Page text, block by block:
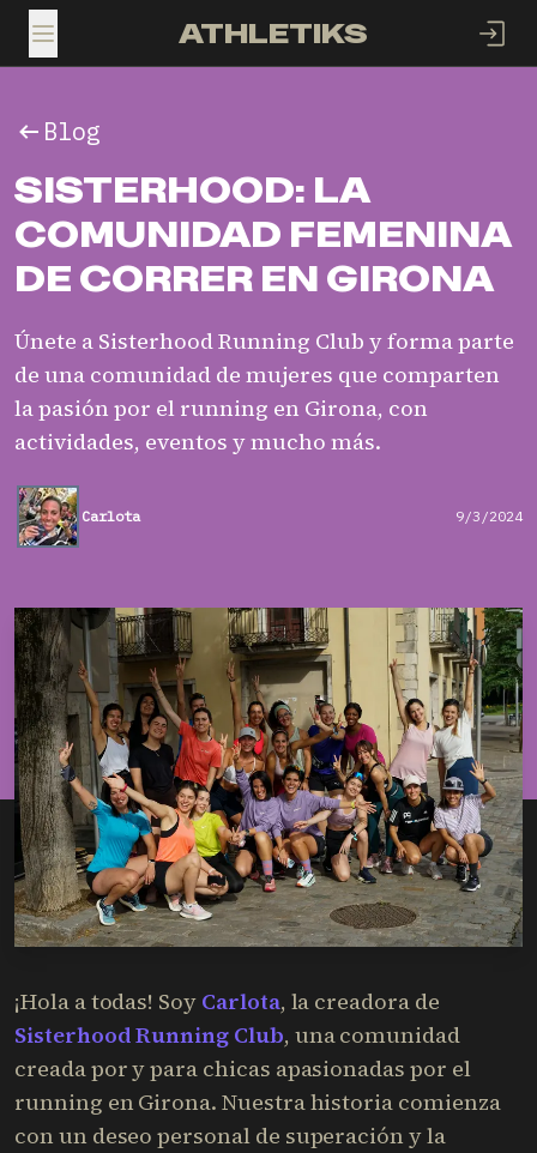
TOGGLE MENUATHLETIKS
Blog
SISTERHOOD: LA
COMUNIDAD FEMENINA
DE CORRER EN GIRONA
Únete a Sisterhood Running Club y forma parte
de una comunidad de mujeres que comparten
la pasión por el running en Girona, con
actividades, eventos y mucho más.
Carlota 9/3/2024
¡Hola a todas! Soy Carlota, la creadora de
Sisterhood Running Club, una comunidad
creada por y para chicas apasionadas por el
running en Girona. Nuestra historia comienza
con un deseo personal de superación y la